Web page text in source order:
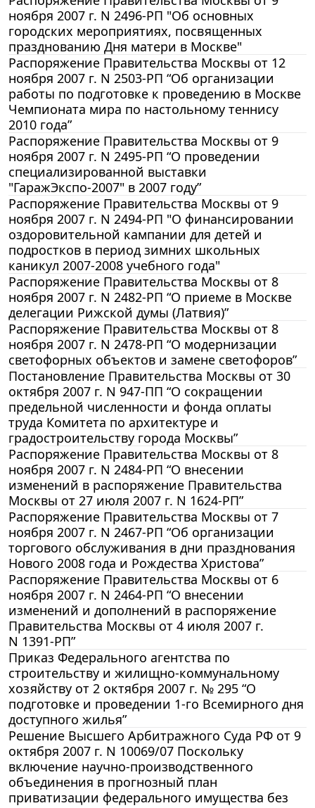
ноября 2007 г. N 2496-РП "Об основных
городских мероприятиях, посвященных
празднованию Дня матери в Москве"
Распоряжение Правительства Москвы от 12
ноября 2007 г. N 2503-РП “Об организации
работы по подготовке к проведению в Москве
Чемпионата мира по настольному теннису
2010 года”
Распоряжение Правительства Москвы от 9
ноября 2007 г. N 2495-РП “О проведении
специализированной выставки
"ГаражЭкспо-2007" в 2007 году”
Распоряжение Правительства Москвы от 9
ноября 2007 г. N 2494-РП "О финансировании
оздоровительной кампании для детей и
подростков в период зимних школьных
каникул 2007-2008 учебного года"
Распоряжение Правительства Москвы от 8
ноября 2007 г. N 2482-РП “О приеме в Москве
делегации Рижской думы (Латвия)”
Распоряжение Правительства Москвы от 8
ноября 2007 г. N 2478-РП “О модернизации
светофорных объектов и замене светофоров”
Постановление Правительства Москвы от 30
октября 2007 г. N 947-ПП “О сокращении
предельной численности и фонда оплаты
труда Комитета по архитектуре и
градостроительству города Москвы”
Распоряжение Правительства Москвы от 8
ноября 2007 г. N 2484-РП “О внесении
изменений в распоряжение Правительства
Москвы от 27 июля 2007 г. N 1624-РП”
Распоряжение Правительства Москвы от 7
ноября 2007 г. N 2467-РП “Об организации
торгового обслуживания в дни празднования
Нового 2008 года и Рождества Христова”
Распоряжение Правительства Москвы от 6
ноября 2007 г. N 2464-РП “О внесении
изменений и дополнений в распоряжение
Правительства Москвы от 4 июля 2007 г.
N 1391-РП”
Приказ Федерального агентства по
строительству и жилищно-коммунальному
хозяйству от 2 октября 2007 г. № 295 “О
подготовке и проведении 1-го Всемирного дня
доступного жилья”
Решение Высшего Арбитражного Суда РФ от 9
октября 2007 г. N 10069/07 Поскольку
включение научно-производственного
объединения в прогнозный план
приватизации федерального имущества без